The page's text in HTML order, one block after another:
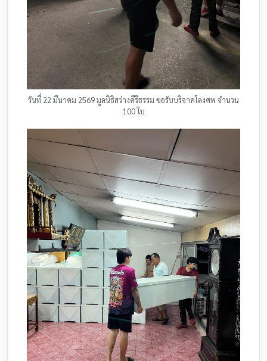
วันที่ 22 มีนาคม 2569 มูลนิธิสว่างคีรีธรรม ขอรับบริจาคโลงศพ จำนวน
100 ใบ